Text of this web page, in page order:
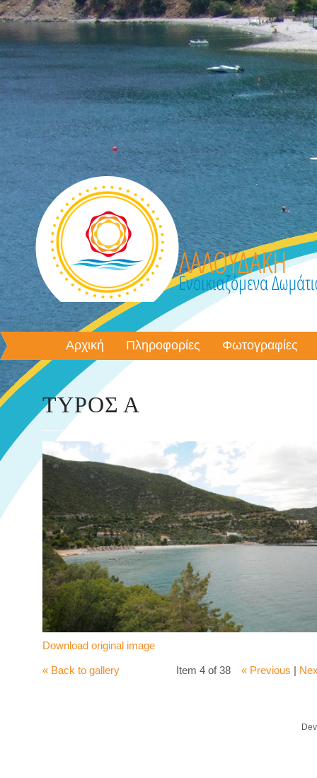
Αρχική Πληροφορίες Φωτογραφίες
ΤΥΡΌΣ Α
Download original image
« Back to gallery Item 4 of 38 « Previous |